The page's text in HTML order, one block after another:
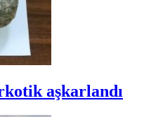
aşkarlandı